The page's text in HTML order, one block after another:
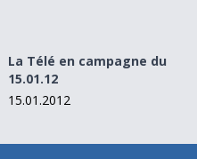
La Télé en campagne du
15.01.12
15.01.2012